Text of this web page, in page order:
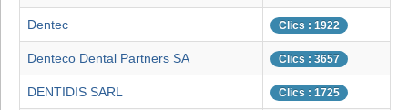
Dentec Clics : 1922
Denteco Dental Partners SA Clics : 3657
DENTIDIS SARL Clics : 1725